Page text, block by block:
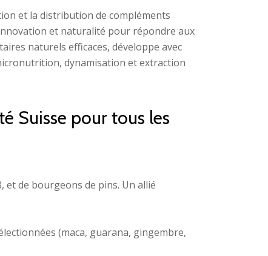
et la distribution de compléments
et naturalité pour répondre aux
naturels efficaces, développe avec
dynamisation et extraction
Suisse pour tous les
et de bourgeons de pins. Un allié
(maca, guarana, gingembre,